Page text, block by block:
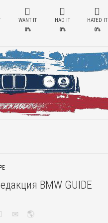
WANT IT
0%
HAD IT
0%
HATED IT
0%
BMW GUIDE